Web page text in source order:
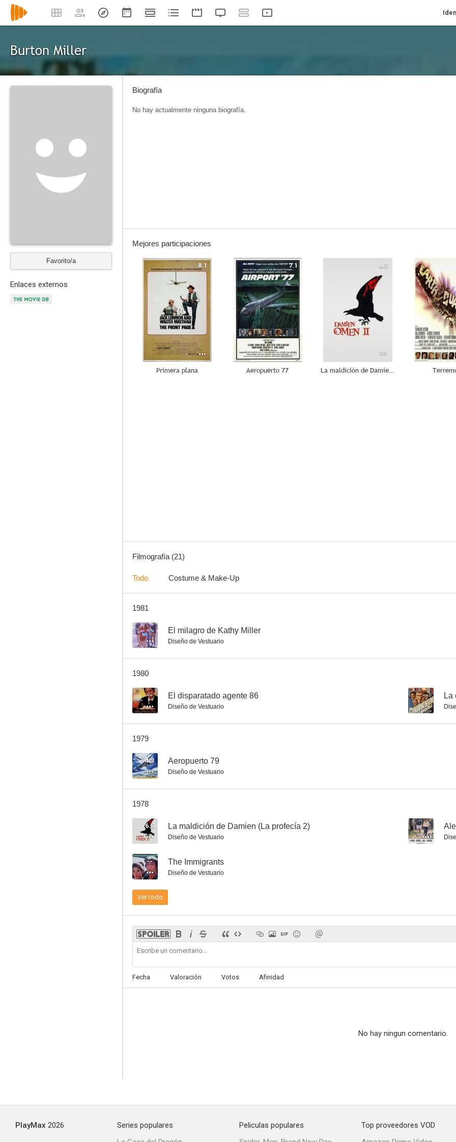
Burton Miller
Favorito/a
Enlaces externos
Biografía
No hay actualmente ninguna biografía.
Mejores participaciones
8.1
Primera plana
7.1
Aeropuerto 77
6.5
La maldición de Damien (La profecía 2)
Filmografía (21)
Todo Costume & Make-Up
1981
-- El milagro de Kathy Miller
Diseño de Vestuario
1980
-- El disparatado agente 86
Diseño de Vestuario
-- La
1979
4.3 Aeropuerto 79
Diseño de Vestuario
1978
6.5 La maldición de Damien (La profecía 2)
Diseño de Vestuario
--
-- The Immigrants
Diseño de Vestuario
Ver todo
Fecha Valoración Votos Afinidad
No hay ningun comentario.
PlayMax 2026
Series populares
Peliculas populares
Top proveedores VOD